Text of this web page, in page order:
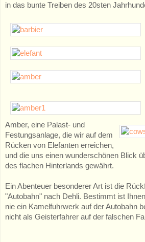
in das bunte Treiben des 20sten
Amber, eine Palast- und
Festungsanlage, die wir auf dem
Rücken von Elefanten erreichen,
und die uns einen wunderschönen Blick
des flachen Hinterlands gewährt.
Ein Abenteuer besonderer Art ist die
"Autobahn" nach Dehli. Bestimmt ist
nie ein Kamelfuhrwerk auf der Autobahn
nicht als Geisterfahrer auf der falschen